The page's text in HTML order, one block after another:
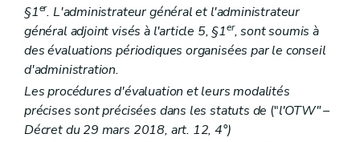
§1er. L'administrateur général et l'administrateur
général adjoint visés à l'article 5, §1er, sont soumis à
des évaluations périodiques organisées par le conseil
d'administration.
Les procédures d'évaluation et leurs modalités
précises sont précisées dans les statuts de ("l'OTW"–
Décret du 29 mars 2018, art. 12, 4°)